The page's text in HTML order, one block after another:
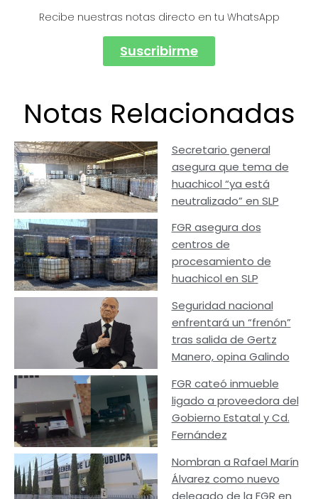
Recibe nuestras notas directo en tu WhatsApp
Suscribirme
Notas Relacionadas
Secretario general
asegura que tema de
huachicol “ya está
neutralizado” en SLP
FGR asegura dos
centros de
procesamiento de
huachicol en SLP
Seguridad nacional
enfrentará un “frenón”
tras salida de Gertz
Manero, opina Galindo
FGR cateó inmueble
ligado a proveedora del
Gobierno Estatal y Cd.
Fernández
Nombran a Rafael Marín
Álvarez como nuevo
delegado de la FGR en